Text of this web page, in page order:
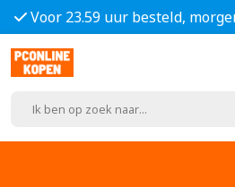
Voor 23.59 uur besteld,